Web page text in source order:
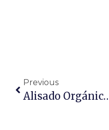
Previous
Alisado Orgánico Vs